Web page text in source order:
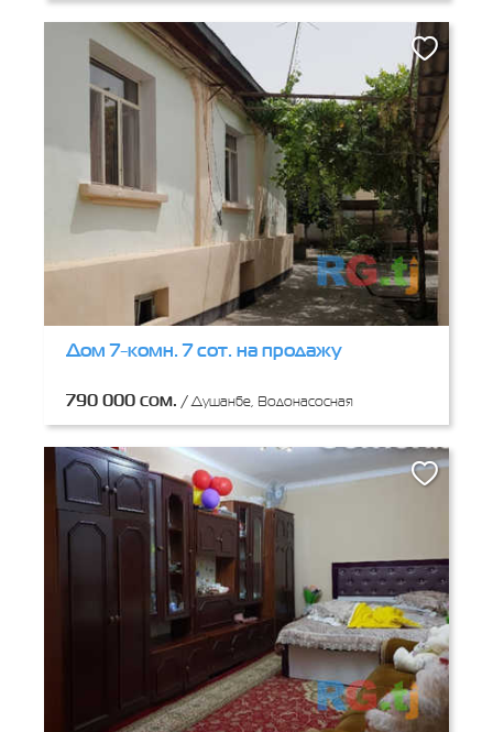
Дом 7-комн. 7 сот. на продажу
790 000 сом. / Душанбе, Водонасосная